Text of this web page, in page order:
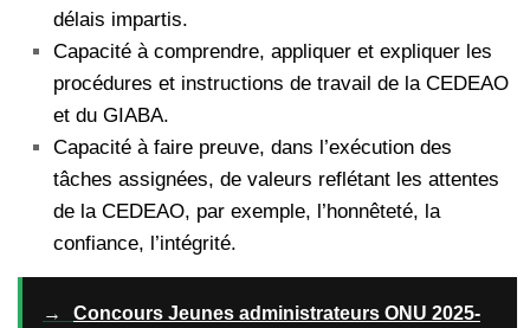
délais impartis.
Capacité à comprendre, appliquer et expliquer les
procédures et instructions de travail de la CEDEAO
et du GIABA.
Capacité à faire preuve, dans l’exécution des
tâches assignées, de valeurs reflétant les attentes
de la CEDEAO, par exemple, l’honnêteté, la
confiance, l’intégrité.
→
Concours Jeunes administrateurs ONU 2025-